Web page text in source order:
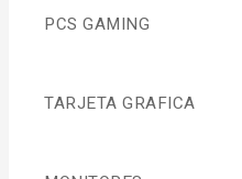
PCS GAMING
TARJETA GRAFICA